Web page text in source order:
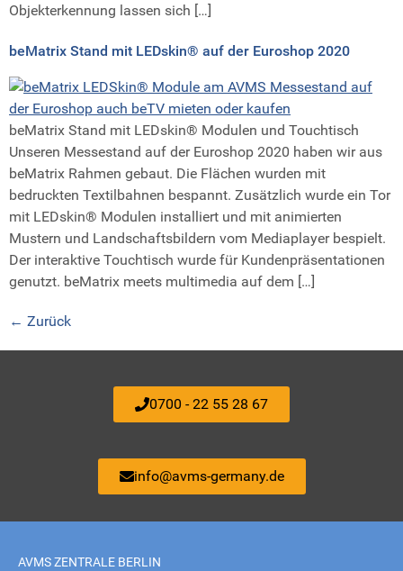
Objekterkennung lassen sich […]
beMatrix Stand mit LEDskin® auf der Euroshop 2020
beMatrix Stand mit LEDskin® Modulen und Touchtisch
Unseren Messestand auf der Euroshop 2020 haben wir aus
beMatrix Rahmen gebaut. Die Flächen wurden mit
bedruckten Textilbahnen bespannt. Zusätzlich wurde ein Tor
mit LEDskin® Modulen installiert und mit animierten
Mustern und Landschaftsbildern vom Mediaplayer bespielt.
Der interaktive Touchtisch wurde für Kundenpräsentationen
genutzt. beMatrix meets multimedia auf dem […]
← Zurück
0700 - 22 55 28 67
info@avms-germany.de
AVMS ZENTRALE BERLIN